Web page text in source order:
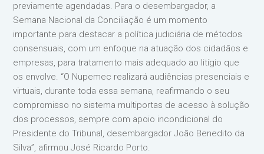
previamente agendadas. Para o desembargador, a
Semana Nacional da Conciliação é um momento
importante para destacar a política judiciária de métodos
consensuais, com um enfoque na atuação dos cidadãos e
empresas, para tratamento mais adequado ao litígio que
os envolve. “O Nupemec realizará audiências presenciais e
virtuais, durante toda essa semana, reafirmando o seu
compromisso no sistema multiportas de acesso à solução
dos processos, sempre com apoio incondicional do
Presidente do Tribunal, desembargador João Benedito da
Silva”, afirmou José Ricardo Porto.